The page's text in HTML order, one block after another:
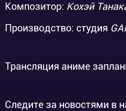
Композитор: Кохэй
Производство: студия
Трансляция аниме
Следите за новостями в